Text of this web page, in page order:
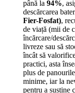
până la 94%,
descărcarea
Fier-Fosfat),
de viață (mii de
încărcare/
livreze sau să
încât să
practici, asta
plus de
minime, iar la
pentru a susține